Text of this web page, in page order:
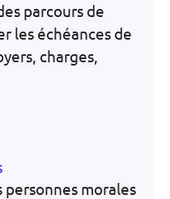
parcours de
les échéances de
charges,
morales